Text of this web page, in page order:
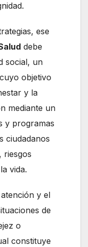
ese
debe
social, un
objetivo
y la
mediante un
y programas
ciudadanos
riesgos
vida.
y el
de
o
constituye